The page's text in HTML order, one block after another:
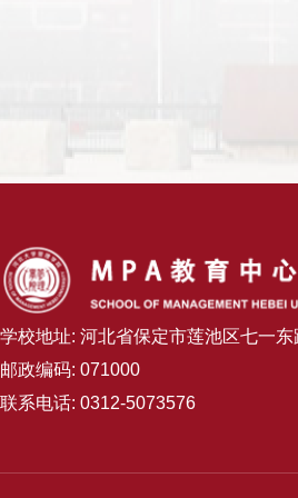
学校地址: 河北省保定市莲池区七一
邮政编码: 071000
联系电话: 0312-5073576